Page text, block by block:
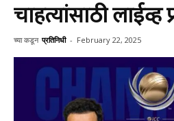
चाहत्यांसाठी लाईव्ह
च्या कडून प्रतिनिधी - February 22, 2025